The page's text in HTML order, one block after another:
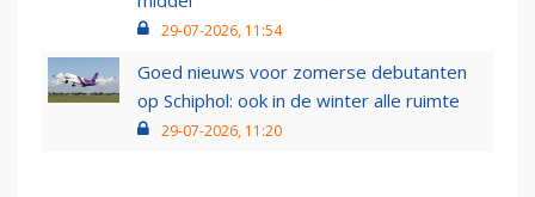
29-07-2026, 11:54
Goed nieuws voor zomerse debutanten
op Schiphol: ook in de winter alle ruimte
29-07-2026, 11:20